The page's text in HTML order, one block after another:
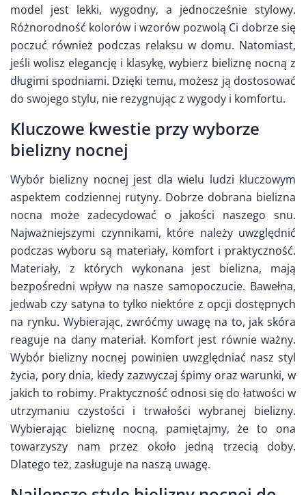
model jest lekki, wygodny, a jednocześnie stylowy.
Różnorodność kolorów i wzorów pozwolą Ci dobrze się
poczuć również podczas relaksu w domu. Natomiast,
jeśli wolisz elegancję i klasykę, wybierz bieliznę nocną z
długimi spodniami. Dzięki temu, możesz ją dostosować
do swojego stylu, nie rezygnując z wygody i komfortu.
Kluczowe kwestie przy wyborze
bielizny nocnej
Wybór bielizny nocnej jest dla wielu ludzi kluczowym
aspektem codziennej rutyny. Dobrze dobrana bielizna
nocna może zadecydować o jakości naszego snu.
Najważniejszymi czynnikami, które należy uwzględnić
podczas wyboru są materiały, komfort i praktyczność.
Materiały, z których wykonana jest bielizna, mają
bezpośredni wpływ na nasze samopoczucie. Bawełna,
jedwab czy satyna to tylko niektóre z opcji dostępnych
na rynku. Wybierając, zwróćmy uwagę na to, jak skóra
reaguje na dany materiał. Komfort jest równie ważny.
Wybór bielizny nocnej powinien uwzględniać nasz styl
życia, pory dnia, kiedy zazwyczaj śpimy oraz warunki, w
jakich to robimy. Praktyczność odnosi się do łatwości w
utrzymaniu czystości i trwałości wybranej bielizny.
Wybierając bieliznę nocną, pamiętajmy, że to ona
towarzyszy nam przez około jedną trzecią doby.
Dlatego też, zasługuje na naszą uwagę.